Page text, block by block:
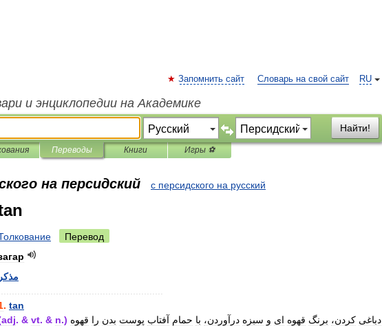
RU
Запомнить сайт Словарь на свой сайт
и энциклопедии на Академике
Найти!
Переводы Книги Игры ⚽
на персидский с персидского на русский
Перевод
مذکر
. tan
adj. & vt. & n.) دباغی کردن، برنگ قهوه ای و سبزه درآوردن، با حمام آفتاب پوست بدن را قهوه